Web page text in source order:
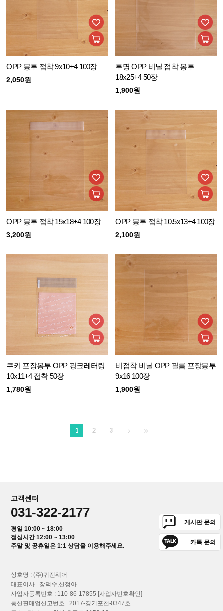
OPP 봉투 접착 9x10+4 100장
2,050원
투명 OPP 비닐 접착 봉투
18x25+4 50장
1,900원
OPP 봉투 접착 15x18+4 100장
3,200원
OPP 봉투 접착 10.5x13+4 100장
2,100원
쿠키 포장봉투 OPP 핑크레터링
10x11+4 접착 50장
1,780원
비접착 비닐 OPP 필름 포장봉투
9x16 100장
1,900원
1 2 3
고객센터
031-322-2177
평일 10:00 ~ 18:00
점심시간 12:00 ~ 13:00
주말 및 공휴일은 1:1 상담을 이용해주세요.
게시판 문의
카톡 문의
상호명 : (주)퀴진웨어
대표이사 : 장덕수,신정아
사업자등록번호 : 110-86-17855 [사업자번호확인]
통신판매업신고번호 : 2017-경기포천-0347호